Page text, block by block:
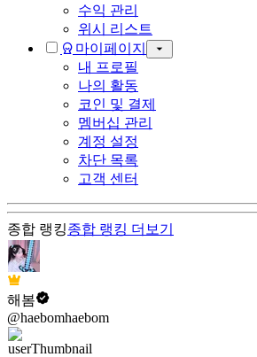
수익 관리
위시 리스트
마이페이지
내 프로필
나의 활동
코인 및 결제
멤버십 관리
계정 설정
차단 목록
고객 센터
종합 랭킹종합 랭킹 더보기
해봄
@haebomhaebom